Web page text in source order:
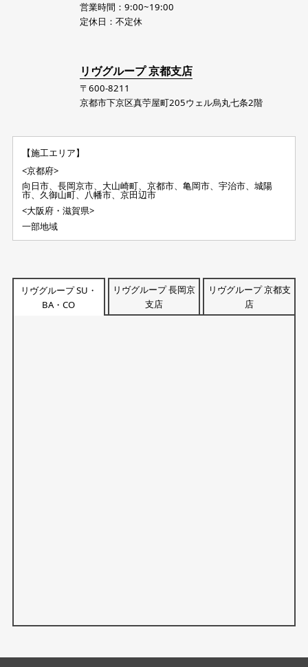
営業時間：9:00~19:00
定休日：不定休
リヴグループ 京都支店
〒600-8211
京都市下京区真苧屋町205ウェル烏丸七条2階
【施工エリア】
<京都府>
向日市、長岡京市、大山崎町、京都市、亀岡市、宇治市、城陽
市、久御山町、八幡市、京田辺市
<大阪府・滋賀県>
一部地域
リヴグループ SU・
BA・CO
リヴグループ 長岡京
支店
リヴグループ 京都支
店